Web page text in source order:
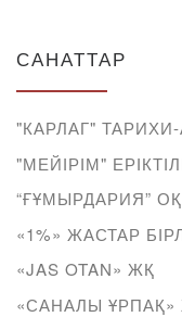
САНАТТАР
"КАРЛАГ"
"МЕЙІРІМ"
“ҒҰМЫРДАРИЯ”
«1%» ЖАСТАР
«JAS OTAN» ЖҚ
«САНАЛЫ